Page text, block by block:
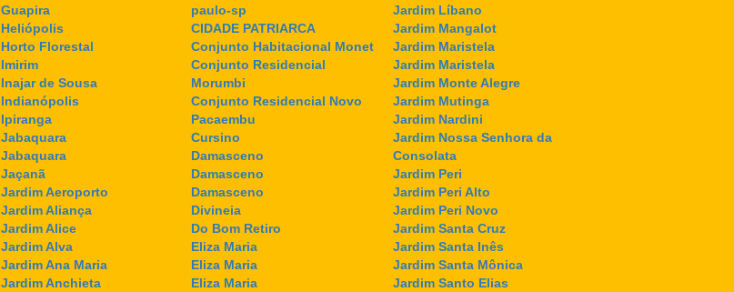
Guapira
Heliópolis
Horto Florestal
Imirim
Inajar de Sousa
Indianópolis
Ipiranga
Jabaquara
Jabaquara
Jaçanã
Jardim Aeroporto
Jardim Aliança
Jardim Alice
Jardim Alva
Jardim Ana Maria
Jardim Anchieta
paulo-sp
CIDADE PATRIARCA
Conjunto Habitacional Monet
Conjunto Residencial
Morumbi
Conjunto Residencial Novo
Pacaembu
Cursino
Damasceno
Damasceno
Damasceno
Divineia
Do Bom Retiro
Eliza Maria
Eliza Maria
Eliza Maria
Jardim Líbano
Jardim Mangalot
Jardim Maristela
Jardim Maristela
Jardim Monte Alegre
Jardim Mutinga
Jardim Nardini
Jardim Nossa Senhora da
Consolata
Jardim Peri
Jardim Peri Alto
Jardim Peri Novo
Jardim Santa Cruz
Jardim Santa Inês
Jardim Santa Mônica
Jardim Santo Elias